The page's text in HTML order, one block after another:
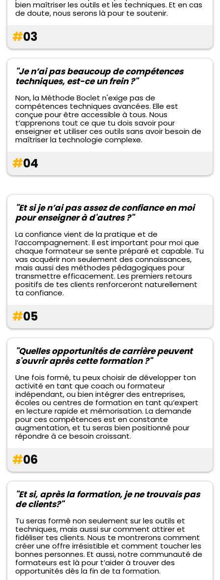
bien maîtriser les outils et les techniques. Et en cas
de doute, nous serons là pour te soutenir.
#03
"Je n’ai pas beaucoup de compétences
techniques, est-ce un frein ?"
Non, la Méthode Boclet n'exige pas de
compétences techniques avancées. Elle est
conçue pour être accessible à tous. Nous
t’apprenons tout ce que tu dois savoir pour
enseigner et utiliser ces outils sans avoir besoin de
maîtriser la technologie complexe.
#04
"Et si je n’ai pas assez de confiance en moi
pour enseigner à d'autres ?"
La confiance vient de la pratique et de
l’accompagnement. Il est important pour moi que
chaque formateur se sente préparé et capable. Tu
vas acquérir non seulement des connaissances,
mais aussi des méthodes pédagogiques pour
transmettre efficacement. Les premiers retours
positifs de tes clients renforceront naturellement
ta confiance.
#05
"Quelles opportunités de carrière peuvent
s'ouvrir après cette formation ?"
Une fois formé, tu peux choisir de développer ton
activité en tant que coach ou formateur
indépendant, ou bien intégrer des entreprises,
écoles ou centres de formation en tant qu’expert
en lecture rapide et mémorisation. La demande
pour ces compétences est en constante
augmentation, et tu seras bien positionné pour
répondre à ce besoin croissant.
#06
"Et si, après la formation, je ne trouvais pas
de clients?"
Tu seras formé non seulement sur les outils et
techniques, mais aussi sur comment attirer et
fidéliser tes clients. Nous te montrerons comment
créer une offre irrésistible et comment toucher les
bonnes personnes. Et aussi, notre communauté de
formateurs est là pour t’aider à trouver des
opportunités dès la fin de ta formation.